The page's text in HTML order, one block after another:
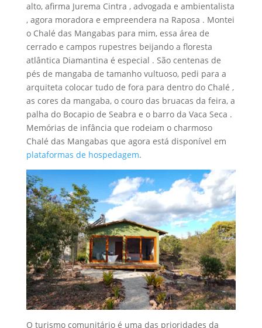
alto, afirma Jurema Cintra , advogada e ambientalista
, agora moradora e empreendera na Raposa . Montei
o Chalé das Mangabas para mim, essa área de
cerrado e campos rupestres beijando a floresta
atlântica Diamantina é especial . São centenas de
pés de mangaba de tamanho vultuoso, pedi para a
arquiteta colocar tudo de fora para dentro do Chalé ,
as cores da mangaba, o couro das bruacas da feira, a
palha do Bocapio de Seabra e o barro da Vaca Seca .
Memórias de infância que rodeiam o charmoso
Chalé das Mangabas que agora está disponível em
plataformas de hospedagem.
O turismo comunitário é uma das prioridades da